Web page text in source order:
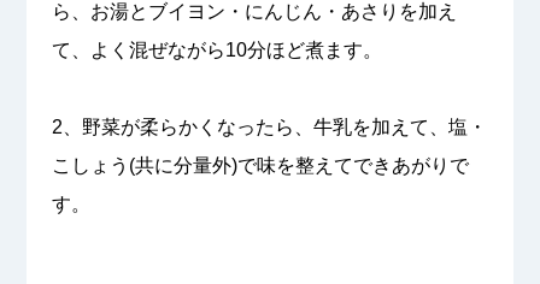
ら、お湯とブイヨン・にんじん・あさりを加え
て、よく混ぜながら10分ほど煮ます。
2、野菜が柔らかくなったら、牛乳を加えて、塩・
こしょう(共に分量外)で味を整えてできあがりで
す。